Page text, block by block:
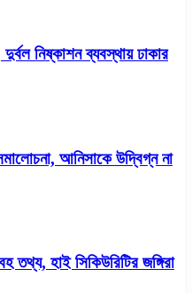
নিষ্কাশন ব্যবস্থায় ঢাকার
আনিসাকে উদ্বিগ্ন না
তথ্য, হাই সিকিউরিটির জঙ্গিরা